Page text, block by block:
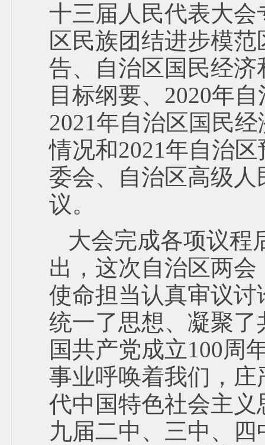
十三届人民代表大
区民族团结进步模
告、自治区国民经
目标纲要、2020年
2021年自治区国民
情况和2021年自治
委会、自治区高级
议。
大会完成各项议程
出，这次自治区两
使命担当认真审议
统一了思想、凝聚
国共产党成立100周
事业呼唤着我们，
代中国特色社会主
九届二中、三中、